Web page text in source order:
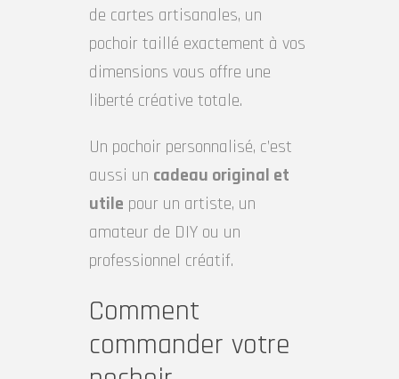
de cartes artisanales, un
pochoir taillé exactement à vos
dimensions vous offre une
liberté créative totale.
Un pochoir personnalisé, c’est
aussi un cadeau original et
utile pour un artiste, un
amateur de DIY ou un
professionnel créatif.
Comment
commander votre